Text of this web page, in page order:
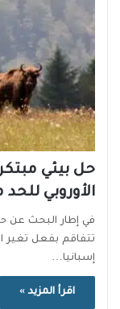
حل بيئي
الأوروبي
في إطار البحث عن
تتفاقم بفعل تغير
إسبانيا…
اقرأ المزيد »